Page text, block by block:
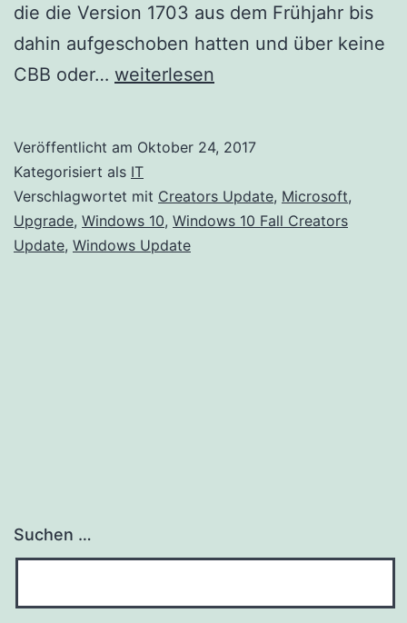
die die Version 1703 aus dem Frühjahr bis
dahin aufgeschoben hatten und über keine
CBB oder… Windows
Creators
Update
weiterlesen
Veröffentlicht am Oktober 24, 2017
Kategorisiert als IT
Verschlagwortet mit Creators Update, Microsoft,
Upgrade, Windows 10, Windows 10 Fall Creators
Update, Windows Update
Suchen …